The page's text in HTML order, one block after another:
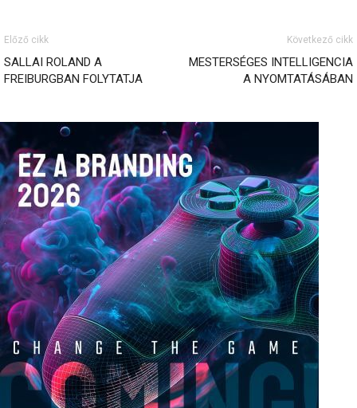
Előző cikk
SALLAI ROLAND A
FREIBURGBAN FOLYTATJA
Következő cikk
MESTERSÉGES INTELLIGENCIA
A NYOMTATÁSÁBAN